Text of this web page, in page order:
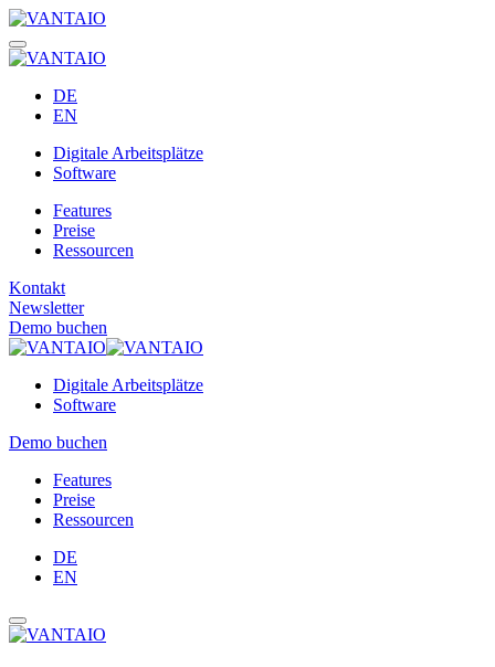
DE
EN
Digitale Arbeitsplätze
Software
Features
Preise
Ressourcen
Kontakt
Newsletter
Demo buchen
Digitale Arbeitsplätze
Software
Demo buchen
Features
Preise
Ressourcen
DE
EN